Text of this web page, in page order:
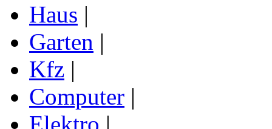
Haus |
Garten |
Kfz |
Computer |
Elektro |